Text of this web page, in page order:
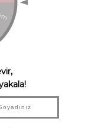
yerinde tutan
taraftaki yaka